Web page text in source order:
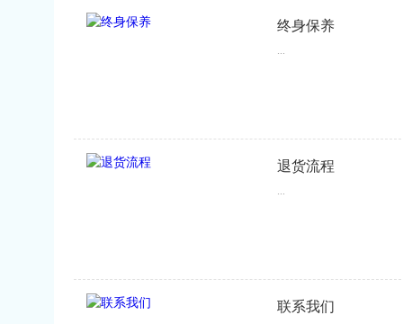
终身保养
...
退货流程
...
联系我们